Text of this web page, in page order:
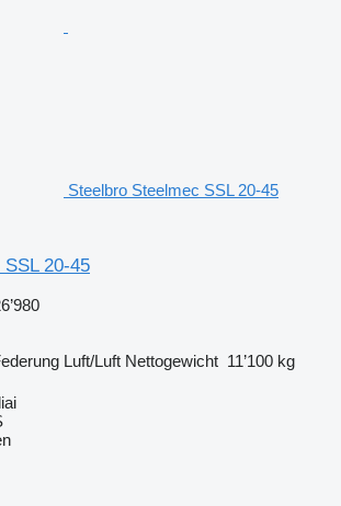
Steelbro Steelmec SSL 20-45
20-45
Luft/Luft Nettogewicht 11’100 kg